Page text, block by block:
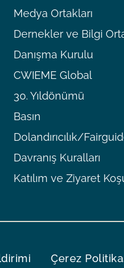
Medya Ortakları
Dernekler ve Bilgi
Danışma Kurulu
CWIEME Global
30. Yıldönümü
Basın
Dolandırıcılık/
Davranış Kuralları
Katılım ve Ziyaret
Çerez